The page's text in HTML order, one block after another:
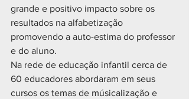
grande e positivo impacto sobre os
resultados na alfabetização
promovendo a auto-estima do professor
e do aluno.
Na rede de educação infantil cerca de
60 educadores abordaram em seus
cursos os temas de músicalização e